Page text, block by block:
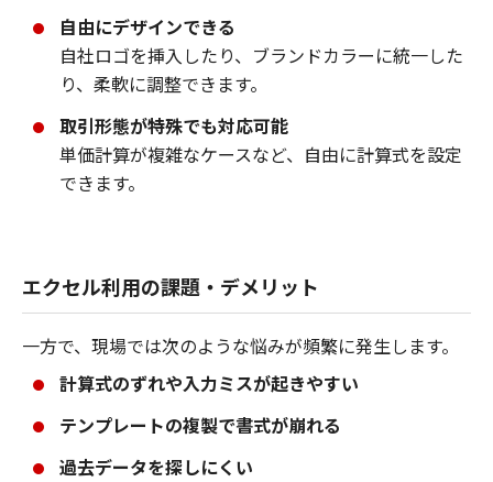
自由にデザインできる
自社ロゴを挿入したり、ブランドカラーに統一した
り、柔軟に調整できます。
取引形態が特殊でも対応可能
単価計算が複雑なケースなど、自由に計算式を設定
できます。
エクセル利用の課題・デメリット
一方で、現場では次のような悩みが頻繁に発生します。
計算式のずれや入力ミスが起きやすい
テンプレートの複製で書式が崩れる
過去データを探しにくい